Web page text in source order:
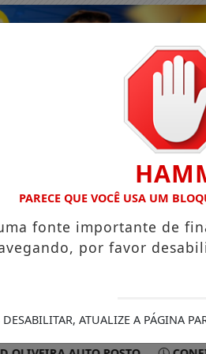
VÍDEOS EVENTOS
PARECE QUE VOCÊ USA UM
fonte importante de
por favor
DESABILITAR, ATUALIZE A PÁGINA